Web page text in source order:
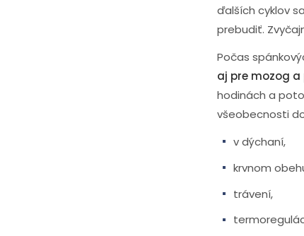
ďalších cyklov
prebudiť.
Počas
aj pre mozog
hodinách a
všeobecnosti
v dýchaní,
krvnom
trávení,